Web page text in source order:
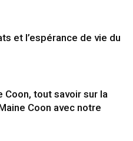
et l’espérance de vie du
Coon, tout savoir sur la
Coon avec notre